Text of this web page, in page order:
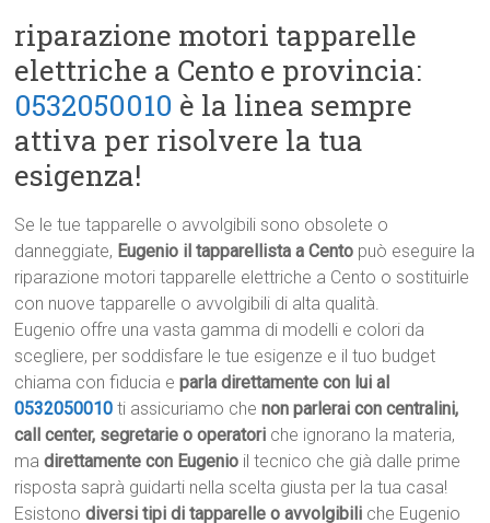
riparazione motori tapparelle
elettriche a Cento e provincia:
0532050010 è la linea sempre
attiva per risolvere la tua
esigenza!
Se le tue tapparelle o avvolgibili sono obsolete o
danneggiate, Eugenio il tapparellista a Cento può eseguire la
riparazione motori tapparelle elettriche a Cento o sostituirle
con nuove tapparelle o avvolgibili di alta qualità.
Eugenio offre una vasta gamma di modelli e colori da
scegliere, per soddisfare le tue esigenze e il tuo budget
chiama con fiducia eparla direttamente con lui al
0532050010 ti assicuriamo chenon parlerai con centralini,
call center, segretarie o operatori che ignorano la materia,
madirettamente con Eugenio il tecnico che già dalle prime
risposta saprà guidarti nella scelta giusta per la tua casa!
Esistonodiversi tipi di tapparelle o avvolgibili che Eugenio